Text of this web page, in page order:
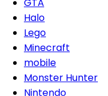
GTA
Halo
Lego
Minecraft
mobile
Monster Hunter
Nintendo